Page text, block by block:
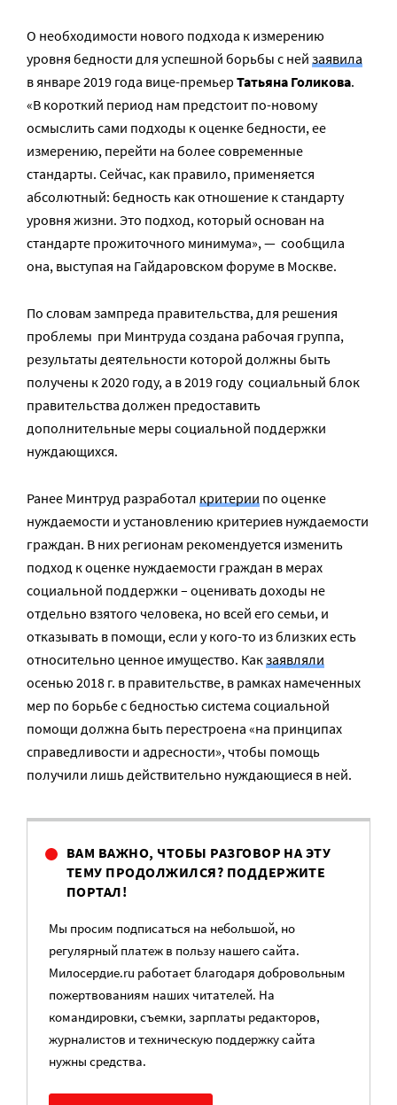
О необходимости нового подхода к измерению
уровня бедности для успешной борьбы с ней заявила
в январе 2019 года вице-премьер Татьяна Голикова.
«В короткий период нам предстоит по-новому
осмыслить сами подходы к оценке бедности, ее
измерению, перейти на более современные
стандарты. Сейчас, как правило, применяется
абсолютный: бедность как отношение к стандарту
уровня жизни. Это подход, который основан на
стандарте прожиточного минимума», — сообщила
она, выступая на Гайдаровском форуме в Москве.
По словам зампреда правительства, для решения
проблемы при Минтруда создана рабочая группа,
результаты деятельности которой должны быть
получены к 2020 году, а в 2019 году социальный блок
правительства должен предоставить
дополнительные меры социальной поддержки
нуждающихся.
Ранее Минтруд разработал критерии по оценке
нуждаемости и установлению критериев нуждаемости
граждан. В них регионам рекомендуется изменить
подход к оценке нуждаемости граждан в мерах
социальной поддержки – оценивать доходы не
отдельно взятого человека, но всей его семьи, и
отказывать в помощи, если у кого-то из близких есть
относительно ценное имущество. Какзаявляли
осенью 2018 г. в правительстве, в рамках намеченных
мер по борьбе с бедностью система социальной
помощи должна быть перестроена «на принципах
справедливости и адресности», чтобы помощь
получили лишь действительно нуждающиеся в ней.
ВАМ ВАЖНО, ЧТОБЫ РАЗГОВОР НА ЭТУ
ТЕМУ ПРОДОЛЖИЛСЯ? ПОДДЕРЖИТЕ
ПОРТАЛ!
Мы просим подписаться на небольшой, но
регулярный платеж в пользу нашего сайта.
Милосердие.ru работает благодаря добровольным
пожертвованиям наших читателей. На
командировки, съемки, зарплаты редакторов,
журналистов и техническую поддержку сайта
нужны средства.